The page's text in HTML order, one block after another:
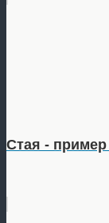
Стая - пример